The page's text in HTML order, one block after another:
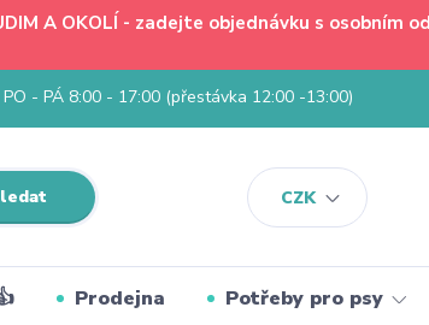
A OKOLÍ - zadejte objednávku s osobním
CZK
PO - PÁ 8:00 - 17:00 (přestávka 12:00 -13:00)
Prodejna Potřeby pro psy